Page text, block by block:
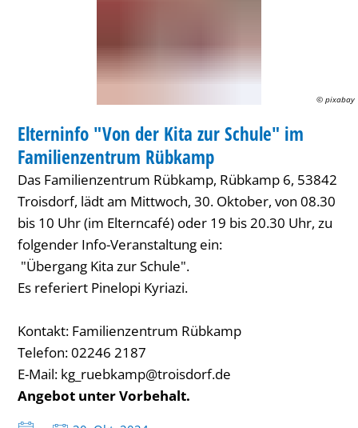
im
Familienzentrum
Rübkamp
© pixabay
KATEGORIE: FAMILIENZENTRUM / KITA
Elterninfo "Von der Kita zur Schule" im
Familienzentrum Rübkamp
Das Familienzentrum Rübkamp, Rübkamp 6, 53842
Troisdorf, lädt am Mittwoch, 30. Oktober, von 08.30
bis 10 Uhr (im Elterncafé) oder 19 bis 20.30 Uhr, zu
folgender Info-Veranstaltung ein:
"Übergang Kita zur Schule".
Es referiert Pinelopi Kyriazi.
Kontakt: Familienzentrum Rübkamp
Telefon: 02246 2187
E-Mail: kg_ruebkamp@troisdorf.de
Angebot unter Vorbehalt.